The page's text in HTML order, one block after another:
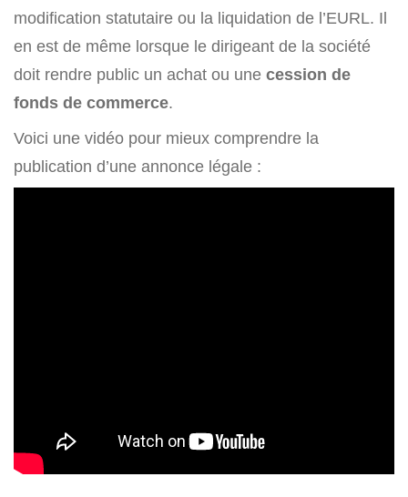
modification statutaire ou la liquidation de l’EURL. Il
en est de même lorsque le dirigeant de la société
doit rendre public un achat ou une cession de
fonds de commerce.
Voici une vidéo pour mieux comprendre la
publication d’une annonce légale :